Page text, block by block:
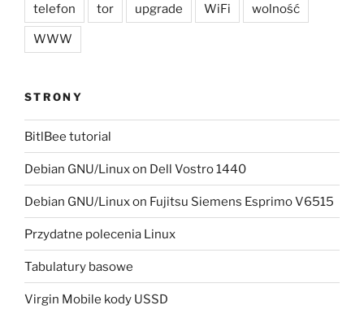
telefon tor upgrade WiFi wolność
WWW
STRONY
BitlBee tutorial
Debian GNU/Linux on Dell Vostro 1440
Debian GNU/Linux on Fujitsu Siemens Esprimo V6515
Przydatne polecenia Linux
Tabulatury basowe
Virgin Mobile kody USSD